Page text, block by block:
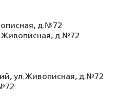
д.№72
д.№72
ул.Живописная, д.№72